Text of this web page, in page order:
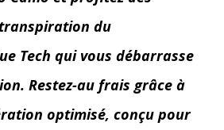
du
Tech qui vous débarrasse
Restez-au frais grâce à
optimisé, conçu pour